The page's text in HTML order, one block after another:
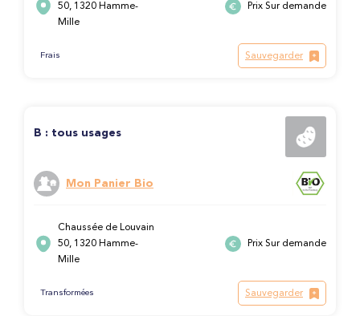
50, 1320 Hamme-
Mille
Prix Sur demande
Frais Sauvegarder
B : tous usages
Mon Panier Bio
Chaussée de Louvain
50, 1320 Hamme-
Mille
Prix Sur demande
Transformées Sauvegarder